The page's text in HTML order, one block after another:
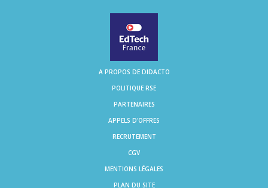
A PROPOS DE DIDACTO
POLITIQUE RSE
PARTENAIRES
APPELS D'OFFRES
RECRUTEMENT
CGV
MENTIONS LÉGALES
PLAN DU SITE